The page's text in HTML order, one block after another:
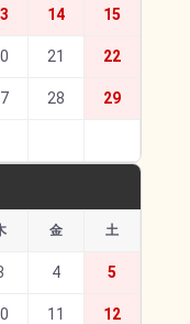
14 15
21 22
28 29
金 土
4 5
11 12